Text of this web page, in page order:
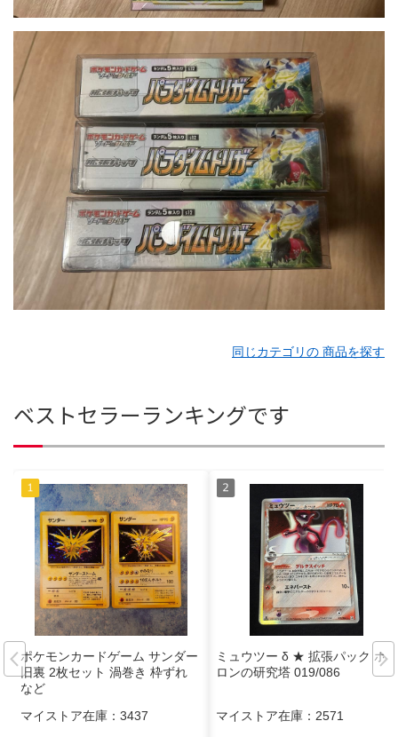
同じカテゴリの 商品を探す
ベストセラーランキングです
ポケモンカードゲーム サンダー
旧裏 2枚セット 渦巻き 枠ずれ
など
マイストア在庫： 3437
ミュウツー δ ★ 拡張パック ホ
ロンの研究塔 019/086
マイストア在庫： 2571